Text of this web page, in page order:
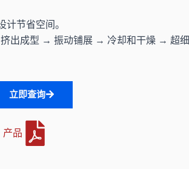
计节省空间。
出成型 → 振动铺展 → 冷却和干燥 → 超细
立即查询
产品